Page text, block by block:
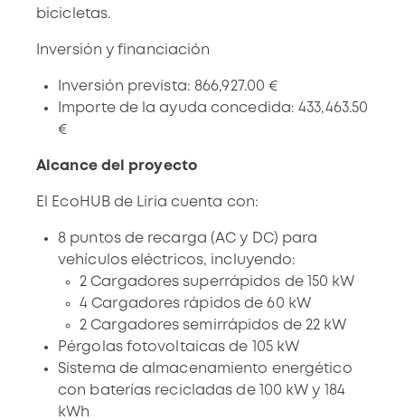
bicicletas.
Inversión y financiación
Inversión prevista: 866,927.00 €
Importe de la ayuda concedida: 433,463.50
€
Alcance del proyecto
El EcoHUB de Liria cuenta con:
8 puntos de recarga (AC y DC) para
vehículos eléctricos, incluyendo:
2 Cargadores superrápidos de 150 kW
4 Cargadores rápidos de 60 kW
2 Cargadores semirrápidos de 22 kW
Pérgolas fotovoltaicas de 105 kW
Sistema de almacenamiento energético
con baterías recicladas de 100 kW y 184
kWh